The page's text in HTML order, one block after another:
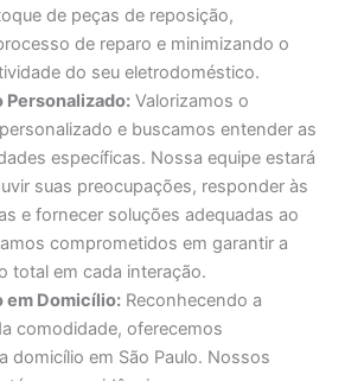
de peças de reposição,
de reparo e minimizando o
do seu eletrodoméstico.
Valorizamos o
e buscamos entender as
específicas. Nossa equipe estará
suas preocupações, responder às
e fornecer soluções adequadas ao
comprometidos em garantir a
total em cada interação.
Domicílio: Reconhecendo a
comodidade, oferecemos
domicílio em São Paulo. Nossos